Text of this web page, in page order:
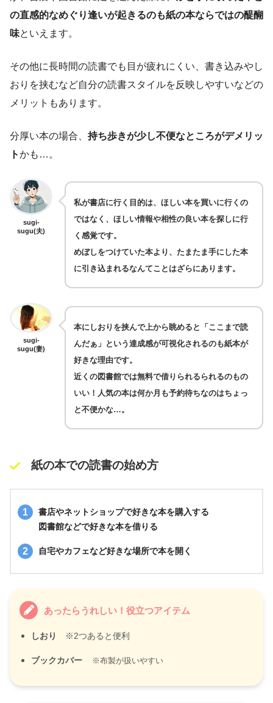
の直感的なめぐり逢いが起きるのも紙の本ならではの醍醐
味といえます。
その他に長時間の読書でも目が疲れにくい、書き込みやし
おりを挟むなど自分の読書スタイルを反映しやすいなどの
メリットもあります。
分厚い本の場合、 持ち歩きが少し不便なところがデメリッ
トかも…。
sugi-
sugu(夫)
私が書店に行く目的は、ほしい本を買いに行くの
ではなく、ほしい情報や相性の良い本を探しに行
く感覚です。
めぼしをつけていた本より、たまたま手にした本
に引き込まれるなんてことはざらにあります。
sugi-
sugu(妻)
本にしおりを挟んで上から眺めると「ここまで読
んだぁ」という達成感が可視化されるのも紙本が
好きな理由です。
近くの図書館では無料で借りられるられるのもの
いい！人気の本は何か月も予約待ちなのはちょっ
と不便かな…。
紙の本での読書の始め方
書店やネットショップで好きな本を購入する
図書館などで好きな本を借りる
自宅やカフェなど好きな場所で本を開く
あったらうれしい！役立つアイテム
しおり ※2つあると便利
ブックカバー ※布製が扱いやすい